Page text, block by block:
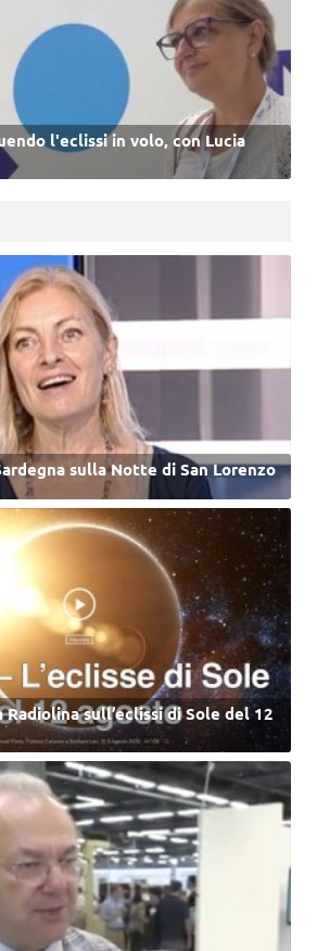
l'eclissi in volo, con Lucia
sulla Notte di San Lorenzo
Radiolina sull’eclissi di Sole del 12